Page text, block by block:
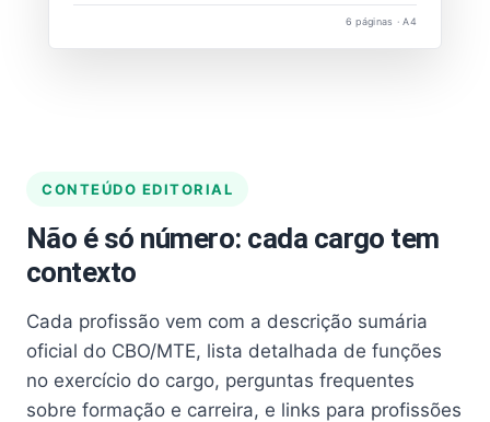
6 páginas · A4
CONTEÚDO EDITORIAL
Não é só número: cada cargo tem
contexto
Cada profissão vem com a descrição sumária
oficial do CBO/MTE, lista detalhada de funções
no exercício do cargo, perguntas frequentes
sobre formação e carreira, e links para profissões